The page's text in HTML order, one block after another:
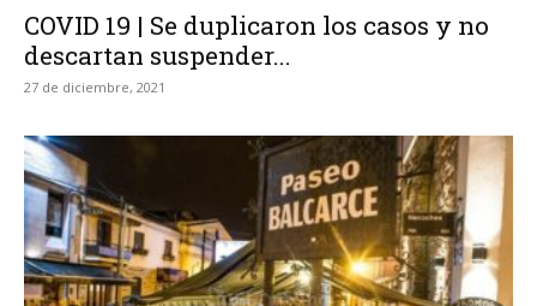
COVID 19 | Se duplicaron los casos y no
descartan suspender...
27 de diciembre, 2021